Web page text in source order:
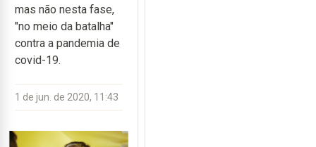
mas não nesta fase,
"no meio da batalha"
contra a pandemia de
covid-19.
1 de jun. de 2020, 11:43